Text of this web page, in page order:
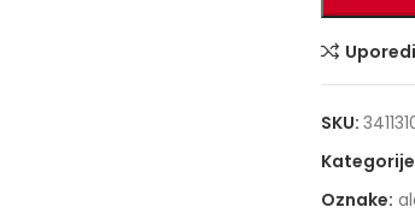
Uporedi
SKU:
Oznake: